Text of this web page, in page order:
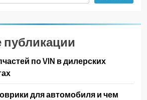
по VIN в дилерских
для автомобиля и чем